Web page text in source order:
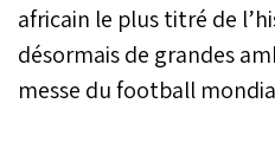
africain le plus titré de
désormais de grandes
messe du football